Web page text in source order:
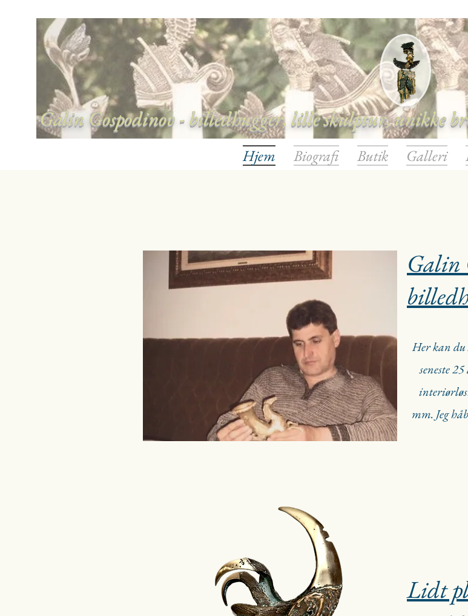
Galin Gospodinov - billedhugger, lille skulptur, unikke
Hjem Biografi Butik Galleri
Galin
Her kan du
seneste
mm. Jeg
Lidt